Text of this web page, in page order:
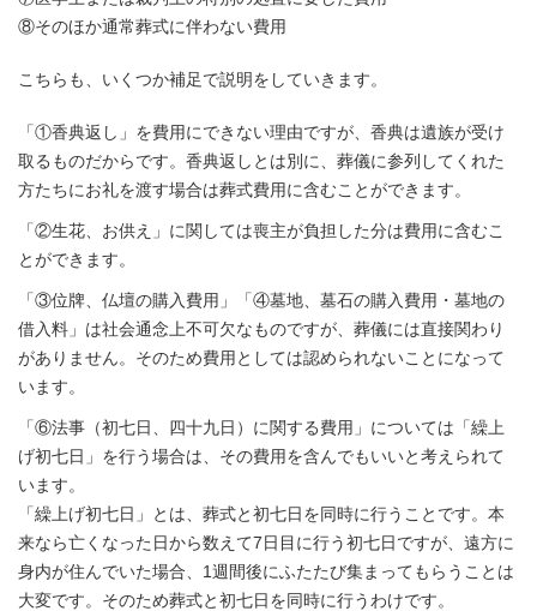
⑧そのほか通常葬式に伴わない費用
こちらも、いくつか補足で説明をしていきます。
「①香典返し」を費用にできない理由ですが、香典は遺族が受け
取るものだからです。香典返しとは別に、葬儀に参列してくれた
方たちにお礼を渡す場合は葬式費用に含むことができます。
「②生花、お供え」に関しては喪主が負担した分は費用に含むこ
とができます。
「③位牌、仏壇の購入費用」「④墓地、墓石の購入費用・墓地の
借入料」は社会通念上不可欠なものですが、葬儀には直接関わり
がありません。そのため費用としては認められないことになって
います。
「⑥法事（初七日、四十九日）に関する費用」については「繰上
げ初七日」を行う場合は、その費用を含んでもいいと考えられて
います。
「繰上げ初七日」とは、葬式と初七日を同時に行うことです。本
来なら亡くなった日から数えて7日目に行う初七日ですが、遠方に
身内が住んでいた場合、1週間後にふたたび集まってもらうことは
大変です。そのため葬式と初七日を同時に行うわけです。